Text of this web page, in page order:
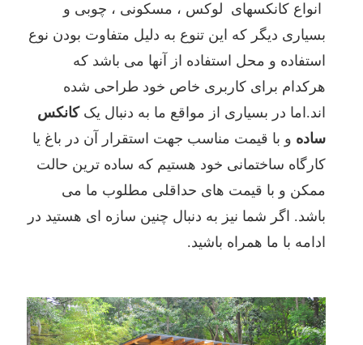
با
از
آنها
مواجه
می
انواع کانکسهای لوکس ، مسکونی ، چوبی و
بسیاری دیگر که این تنوع به دلیل متفاوت بودن نوع
استفاده و محل استفاده از آنها می باشد که
هرکدام برای کاربری خاص خود طراحی شده
اند.اما در بسیاری از مواقع ما به دنبال یککانکس
ساده و با قیمت مناسب جهت استقرار آن در باغ یا
کارگاه ساختمانی خود هستیم که ساده ترین حالت
ممکن و با قیمت های حداقلی مطلوب ما می
باشد. اگر شما نیز به دنبال چنین سازه ای هستید در
ادامه با ما همراه باشید.